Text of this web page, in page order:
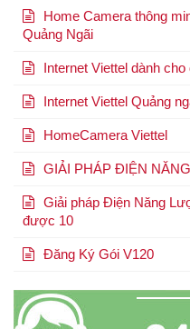
Home Camera thông
Quảng Ngãi
Internet Viettel dành
Internet Viettel Quảng
HomeCamera Viettel
GIẢI PHÁP ĐIỆN
Giải pháp Điện Năng
được 10
Đăng Ký Gói V120